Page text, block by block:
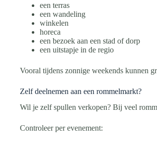
een terras
een wandeling
winkelen
horeca
een bezoek aan een stad of dorp
een uitstapje in de regio
Vooral tijdens zonnige weekends kunnen
Zelf deelnemen aan een rommelmarkt?
Wil je zelf spullen verkopen? Bij veel
Controleer per evenement: